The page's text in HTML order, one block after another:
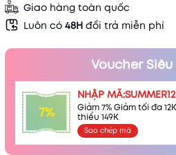
Giao hàng toàn quốc
Luôn có 48H đổi trả miễn phí
Voucher
7%
NHẬP
Giảm 7% Giảm tối đa
thiểu 149K
Sao chép mã